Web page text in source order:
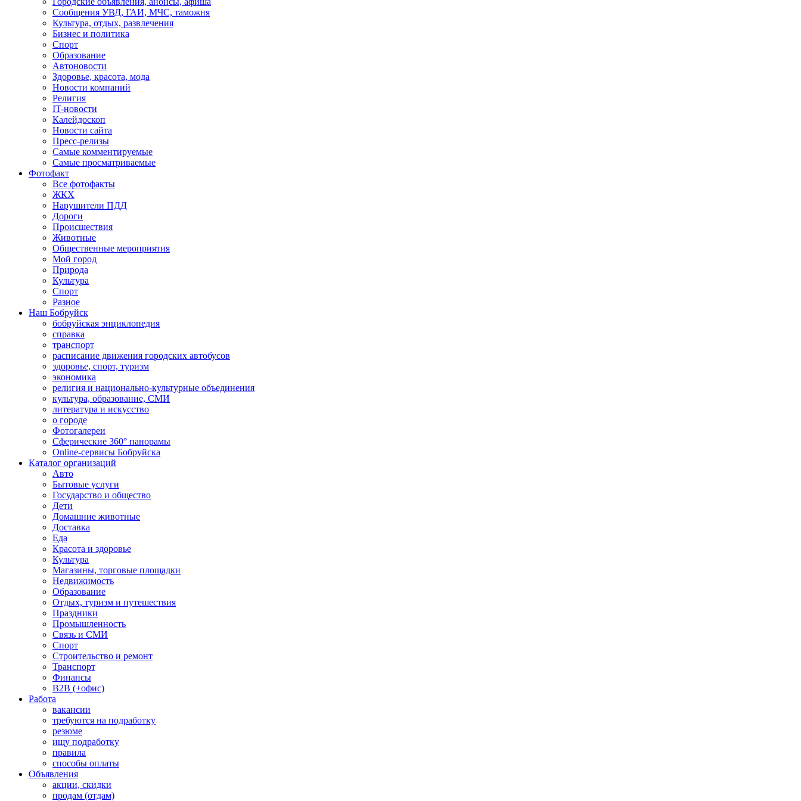
Сообщения УВД, ГАИ, МЧС, таможня
Культура, отдых, развлечения
Бизнес и политика
Спорт
Образование
Автоновости
Здоровье, красота, мода
Новости компаний
Религия
IT-новости
Калейдоскоп
Новости сайта
Пресс-релизы
Самые комментируемые
Самые просматриваемые
Фотофакт
Все фотофакты
ЖКХ
Нарушители ПДД
Дороги
Происшествия
Животные
Общественные мероприятия
Мой город
Природа
Культура
Спорт
Разное
Наш Бобруйск
бобруйская энциклопедия
справка
транспорт
расписание движения городских автобусов
здоровье, спорт, туризм
экономика
религия и национально-культурные объединения
культура, образование, СМИ
литература и искусство
о городе
Фотогалереи
Сферические 360° панорамы
Online-сервисы Бобруйска
Каталог организаций
Авто
Бытовые услуги
Государство и общество
Дети
Домашние животные
Доставка
Еда
Красота и здоровье
Культура
Магазины, торговые площадки
Недвижимость
Образование
Отдых, туризм и путешествия
Праздники
Промышленность
Связь и СМИ
Спорт
Строительство и ремонт
Транспорт
Финансы
B2B (+офис)
Работа
вакансии
требуются на подработку
резюме
ищу подработку
правила
способы оплаты
Объявления
акции, скидки
продам (отдам)